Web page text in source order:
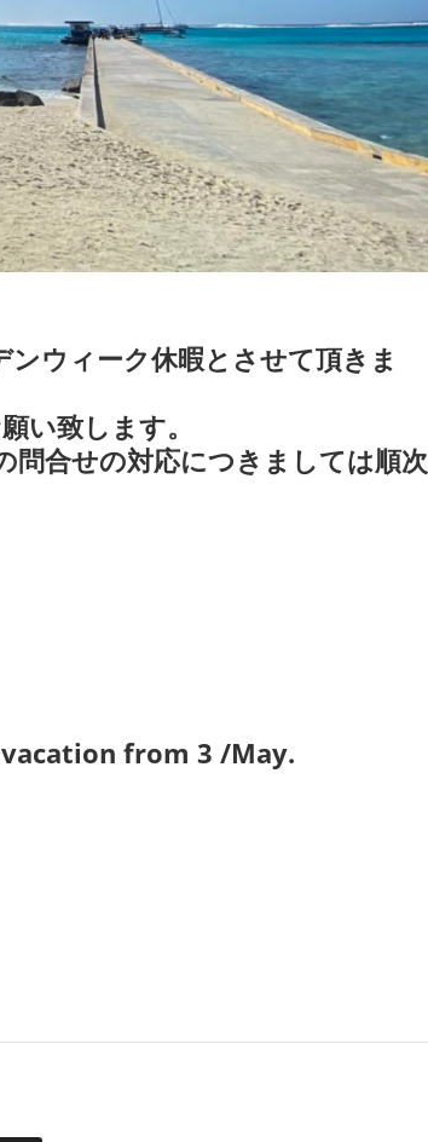
ウィーク休暇とさせて頂きま
い致します。
問合せの対応につきましては順次
from 3 /May.